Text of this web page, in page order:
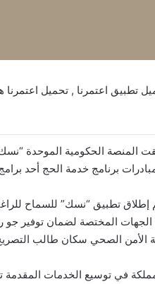
تطبيق اعتمرنا , تحميل
الحكومية الموحدة
برنامج خدمة الحج أحد برامج
تطبيق “نسك” للسماح
الجهات المختصة لضمان توفير
الأمن الصحي سكان طالب
في توسيع الخدمات